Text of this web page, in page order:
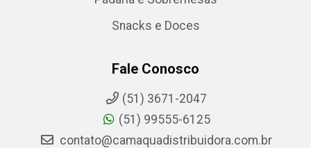
Snacks e Doces
Fale Conosco
(51) 3671-2047
(51) 99555-6125
contato@camaquadistribuidora.com.br